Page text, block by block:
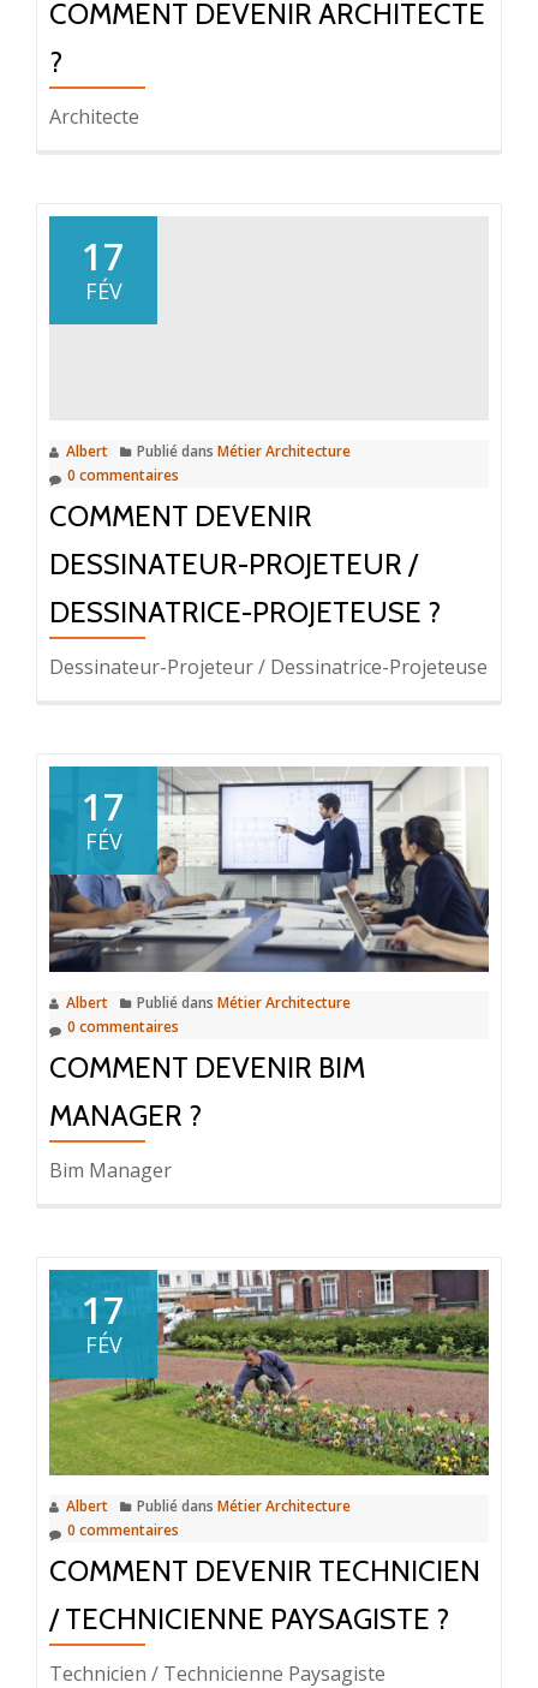
COMMENT DEVENIR ARCHITECTE
?
Architecte
17
FÉV
Albert Publié dans Métier Architecture
0 commentaires
COMMENT DEVENIR
DESSINATEUR-PROJETEUR /
DESSINATRICE-PROJETEUSE ?
Dessinateur-Projeteur / Dessinatrice-Projeteuse
17
FÉV
Albert Publié dans Métier Architecture
0 commentaires
COMMENT DEVENIR BIM
MANAGER ?
Bim Manager
17
FÉV
Albert Publié dans Métier Architecture
0 commentaires
COMMENT DEVENIR TECHNICIEN
/ TECHNICIENNE PAYSAGISTE ?
Technicien / Technicienne Paysagiste